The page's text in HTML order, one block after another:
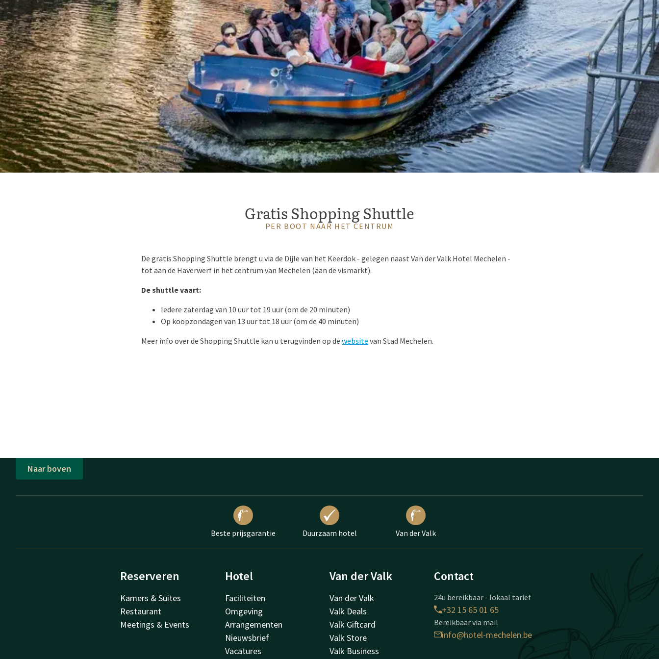
Gratis Shopping Shuttle
PER BOOT NAAR HET CENTRUM
De gratis Shopping Shuttle brengt u via de Dijle van het Keerdok - gelegen naast Van der Valk Hotel Mechelen -
tot aan de Haverwerf in het centrum van Mechelen (aan de vismarkt).
De shuttle vaart:
Iedere zaterdag van 10 uur tot 19 uur (om de 20 minuten)
Op koopzondagen van 13 uur tot 18 uur (om de 40 minuten)
Meer info over de Shopping Shuttle kan u terugvinden op de website van Stad Mechelen.
Naar boven
Beste prijsgarantie Duurzaam hotel Van der Valk
Reserveren
Kamers & Suites
Restaurant
Meetings & Events
Hotel
Faciliteiten
Omgeving
Arrangementen
Nieuwsbrief
Vacatures
Van der Valk
Van der Valk
Valk Deals
Valk Giftcard
Valk Store
Valk Business
Contact
24u bereikbaar - lokaal tarief
+32 15 65 01 65
Bereikbaar via mail
info@hotel-mechelen.be